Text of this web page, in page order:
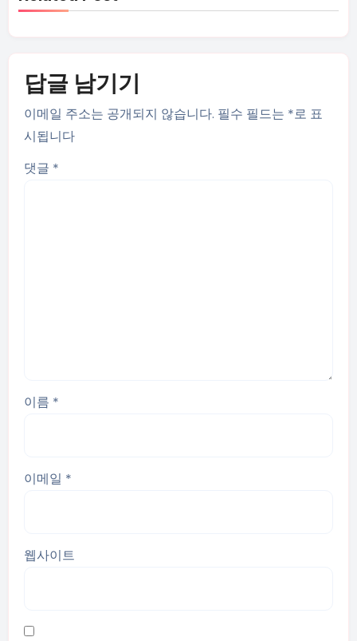
답글 남기기
이메일 주소는 공개되지 않습니다. 필수 필드는 *로 표
시됩니다
댓글 *
이름 *
이메일 *
웹사이트